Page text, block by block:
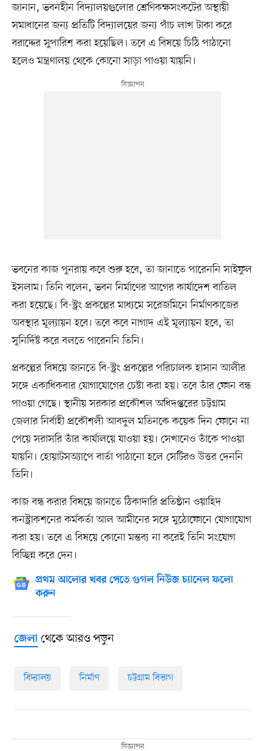
জানান, ভবনহীন বিদ্যালয়গুলোর শ্রেণিকক্ষসংকটের অস্থায়ী
সমাধানের জন্য প্রতিটি বিদ্যালয়ের জন্য পাঁচ লাখ টাকা করে
বরাদ্দের সুপারিশ করা হয়েছিল। তবে এ বিষয়ে চিঠি পাঠানো
হলেও মন্ত্রণালয় থেকে কোনো সাড়া পাওয়া যায়নি।
ভবনের কাজ পুনরায় কবে শুরু হবে, তা জানাতে পারেননি সাইফুল
ইসলাম। তিনি বলেন, ভবন নির্মাণের আগের কার্যাদেশ বাতিল
করা হয়েছে। বি-স্ট্রং প্রকল্পের মাধ্যমে সরেজমিনে নির্মাণকাজের
অবস্থার মূল্যায়ন হবে। তবে কবে নাগাদ এই মূল্যায়ন হবে, তা
সুনির্দিষ্ট করে বলতে পারেননি তিনি।
প্রকল্পের বিষয়ে জানতে বি-স্ট্রং প্রকল্পের পরিচালক হাসান আলীর
সঙ্গে একাধিকবার যোগাযোগের চেষ্টা করা হয়। তবে তাঁর ফোন বন্ধ
পাওয়া গেছে। স্থানীয় সরকার প্রকৌশল অধিদপ্তরের চট্টগ্রাম
জেলার নির্বাহী প্রকৌশলী আবদুল মতিনকে কয়েক দিন ফোনে না
পেয়ে সরাসরি তাঁর কার্যালয়ে যাওয়া হয়। সেখানেও তাঁকে পাওয়া
যায়নি। হোয়াটসঅ্যাপে বার্তা পাঠানো হলে সেটিরও উত্তর দেননি
তিনি।
কাজ বন্ধ করার বিষয়ে জানতে ঠিকাদারি প্রতিষ্ঠান ওয়াহিদ
কনস্ট্রাকশনের কর্মকর্তা আল আমীনের সঙ্গে মুঠোফোনে যোগাযোগ
করা হয়। তবে এ বিষয়ে কোনো মন্তব্য না করেই তিনি সংযোগ
বিচ্ছিন্ন করে দেন।
প্রথম আলোর খবর পেতে গুগল নিউজ চ্যানেল ফলো
করুন
জেলাথেকে আরও পড়ুন
বিদ্যালয় নির্মাণ চট্টগ্রাম বিভাগ